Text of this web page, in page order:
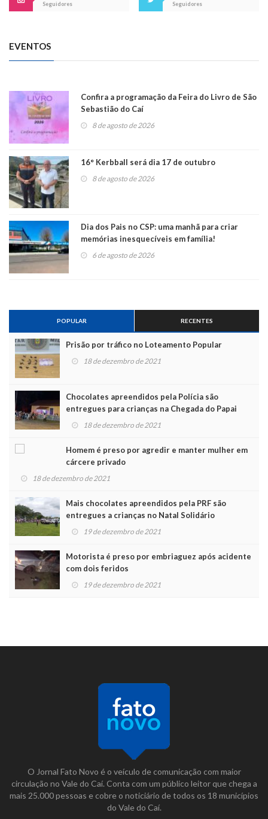
Seguidores
Seguidores
EVENTOS
Confira a programação da Feira do Livro de São
Sebastião do Caí
8 de agosto de 2026
16° Kerbball será dia 17 de outubro
8 de agosto de 2026
Dia dos Pais no CSP: uma manhã para criar
memórias inesquecíveis em família!
6 de agosto de 2026
POPULAR RECENTES
Prisão por tráfico no Loteamento Popular
18 de dezembro de 2021
Chocolates apreendidos pela Polícia são
entregues para crianças na Chegada do Papai
Noel
18 de dezembro de 2021
Homem é preso por agredir e manter mulher em
cárcere privado
18 de dezembro de 2021
Mais chocolates apreendidos pela PRF são
entregues a crianças no Natal Solidário
19 de dezembro de 2021
Motorista é preso por embriaguez após acidente
com dois feridos
19 de dezembro de 2021
O Jornal Fato Novo é o veículo de comunicação com maior
circulação no Vale do Caí. Conta com um público leitor que chega a
mais 25.000 pessoas e cobre o noticiário de todos os 18 municípios
do Vale do Caí.